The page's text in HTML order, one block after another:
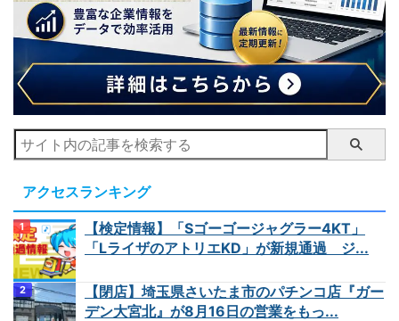
アクセスランキング
【検定情報】「Sゴーゴージャグラー4KT」
「LライザのアトリエKD」が新規通過 ジ...
【閉店】埼玉県さいたま市のパチンコ店『ガー
デン大宮北』が8月16日の営業をもっ...